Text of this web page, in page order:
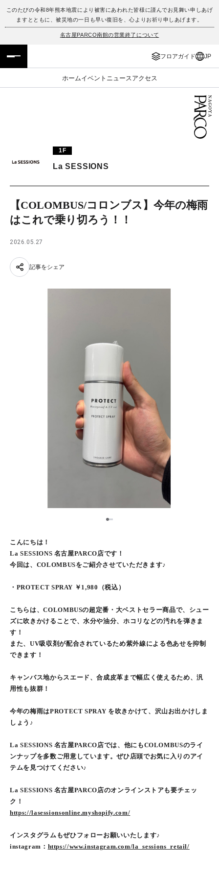
このたびの令和8年熊本地震により被害にあわれた皆様に謹んでお見舞い申しあげ
ますとともに、被災地の一日も早い復旧を、心よりお祈り申しあげます。
名古屋PARCO南館の営業終了について
フロアガイド JP
ホームイベント ニュース アクセス
フロアガイド
イベント・ポップアップ
TAX FREE
JP
ENGLISH
1F
La SESSIONS
【COLOMBUS/コロンブス】今年の梅雨
はこれで乗り切ろう！！
2026.05.27
記事をシェア
12
こんにちは！
La SESSIONS 名古屋PARCO店です！
今回は、COLOMBUSをご紹介させていただきます♪
・PROTECT SPRAY ￥1,980（税込）
こちらは、COLOMBUSの超定番・大ベストセラー商品で、シュー
ズに吹きかけることで、水分や油分、ホコリなどの汚れを弾きま
す！
また、UV吸収剤が配合されているため紫外線による色あせを抑制
できます！
キャンバス地からスエード、合成皮革まで幅広く使えるため、汎
用性も抜群！
今年の梅雨はPROTECT SPRAY を吹きかけて、沢山お出かけしま
しょう♪
La SESSIONS 名古屋PARCO店では、他にもCOLOMBUSのライ
ンナップを多数ご用意しています。ぜひ店頭でお気に入りのアイ
テムを見つけてください♪
La SESSIONS 名古屋PARCO店のオンラインストアも要チェッ
ク！
https://lasessionsonline.myshopify.com/
インスタグラムもぜひフォローお願いいたします♪
instagram： https://www.instagram.com/la_sessions_retail/